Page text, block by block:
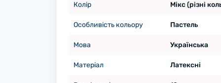
Колір Мікс (різні
Особливість кольору Пастель
Мова Українська
Матеріал Латексні